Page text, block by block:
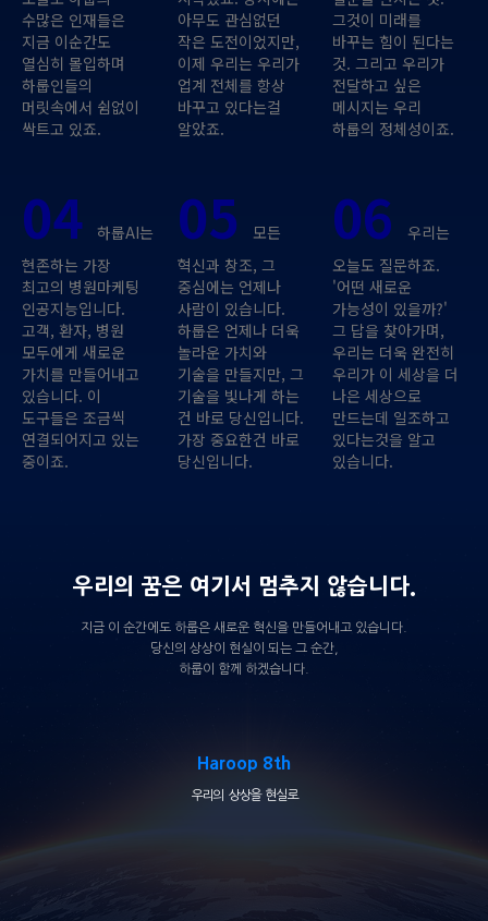
수많은 인재들은
지금 이순간도
열심히 몰입하며
하룹인들의
머릿속에서 쉼없이
싹트고 있죠.
아무도 관심없던
작은 도전이었지만,
이제 우리는 우리가
업계 전체를 항상
바꾸고 있다는걸
알았죠.
그것이 미래를
바꾸는 힘이 된다는
것. 그리고 우리가
전달하고 싶은
메시지는 우리
하룹의 정체성이죠.
04
하룹AI는
현존하는 가장
최고의 병원마케팅
인공지능입니다.
고객, 환자, 병원
모두에게 새로운
가치를 만들어내고
있습니다. 이
도구들은 조금씩
연결되어지고 있는
중이죠.
05
모든
혁신과 창조, 그
중심에는 언제나
사람이 있습니다.
하룹은 언제나 더욱
놀라운 가치와
기술을 만들지만, 그
기술을 빛나게 하는
건 바로 당신입니다.
가장 중요한건 바로
당신입니다.
06우리는
오늘도 질문하죠.
'어떤 새로운
가능성이 있을까?'
그 답을 찾아가며,
우리는 더욱 완전히
우리가 이 세상을 더
나은 세상으로
만드는데 일조하고
있다는것을 알고
있습니다.
우리의 꿈은 여기서 멈추지 않습니다.
지금 이 순간에도 하룹은 새로운 혁신을 만들어내고 있습니다.
당신의 상상이 현실이 되는 그 순간,
하룹이 함께 하겠습니다.
Haroop 8th
우리의 상상을 현실로